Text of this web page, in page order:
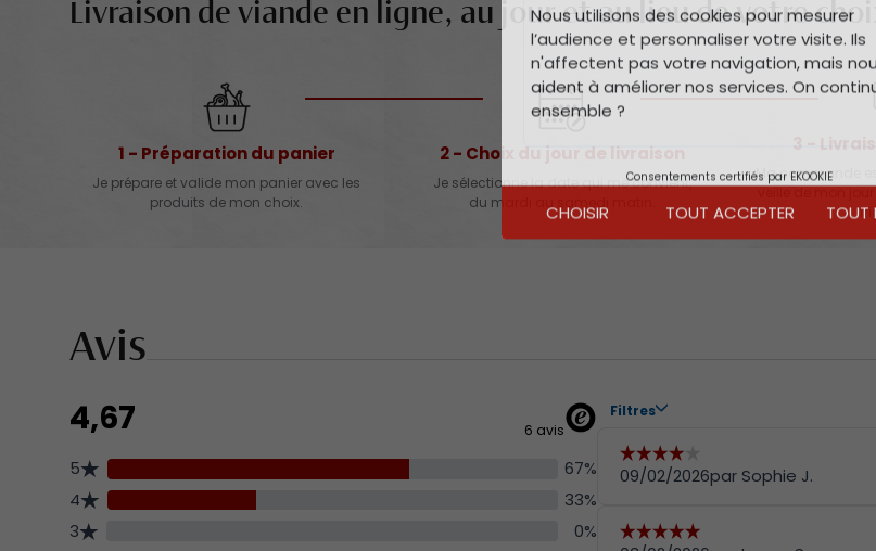
Livraison de viande en ligne, au jour et au lieu de votre choix
1 - Préparation du panier
Je prépare et valide mon panier avec les
produits de mon choix.
2 - Choix du jour de livraison
Je sélectionne la date qui me convient,
du mardi au samedi matin.
3 -
Ma commande
veille de mon
Avis
Nous utilisons des cookies pour mesurer
l’audience et personnaliser votre visite. Ils
n'affectent pas votre navigation, mais
aident à améliorer nos services. On
ensemble ?
Consentements certifiés par EKOOKIE
CHOISIR TOUT ACCEPTER TOUT